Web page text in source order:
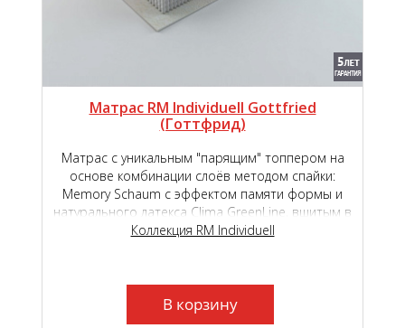
Матрас RM Individuell Gottfried
(Готтфрид)
Матрас с уникальным "парящим" топпером на
основе комбинации слоёв методом спайки:
Memory Schaum с эффектом памяти формы и
натурального латекса Clima GreenLine, вшитым в
основной чехол на основе премиального
Коллекция RM Individuell
В корзину